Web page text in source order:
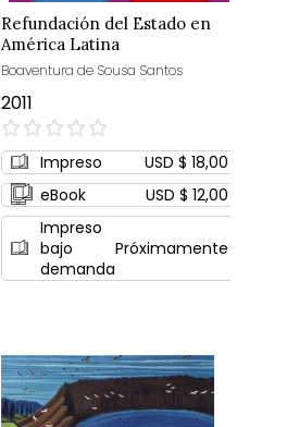
Refundación del Estado en
América Latina
Boaventura de Sousa Santos
2011
0%
Impreso
USD $ 18,00
eBook
USD $ 12,00
Impreso
bajo
demanda
Próximamente